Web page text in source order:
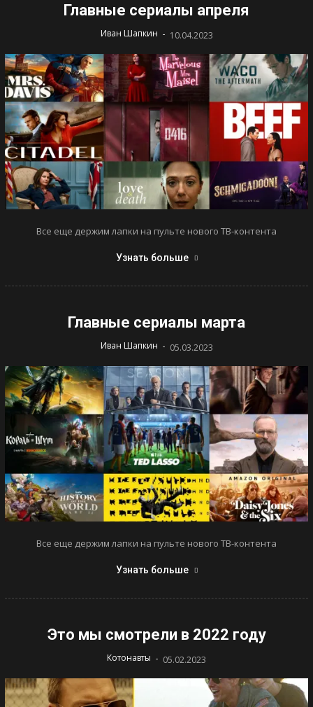
Главные сериалы апреля
Иван Шапкин - 10.04.2023
Все еще держим лапки на пульте нового ТВ-контента
Узнать больше
Главные сериалы марта
Иван Шапкин - 05.03.2023
Все еще держим лапки на пульте нового ТВ-контента
Узнать больше
Это мы смотрели в 2022 году
Котонавты - 05.02.2023